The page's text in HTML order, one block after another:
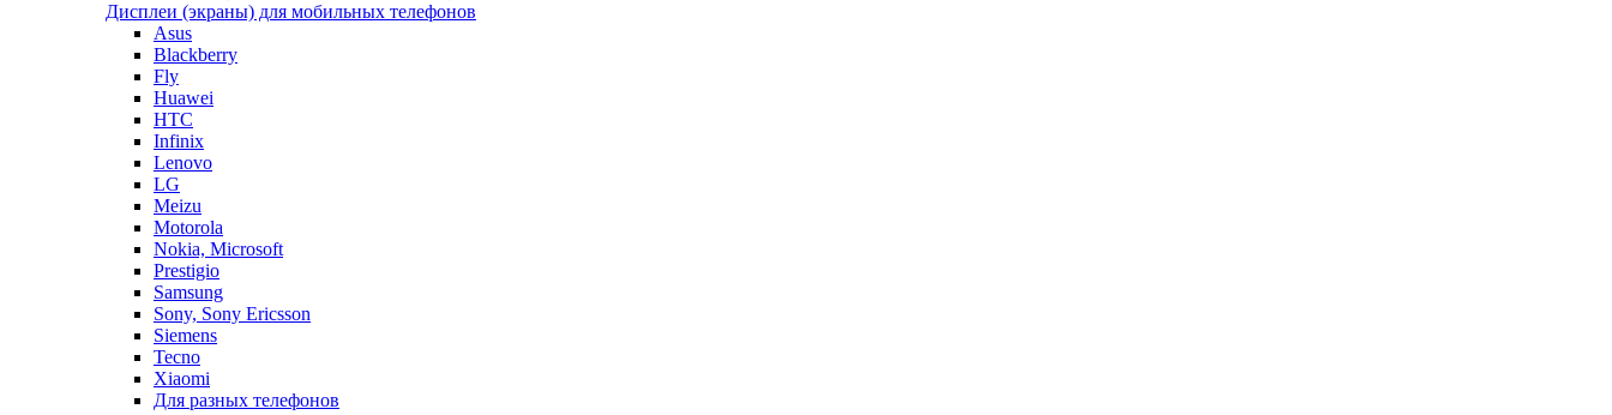
Дисплеи (экраны) для мобильных телефонов
Asus
Blackberry
Fly
Huawei
HTC
Infinix
Lenovo
LG
Meizu
Motorola
Nokia, Microsoft
Prestigio
Samsung
Sony, Sony Ericsson
Siemens
Tecno
Xiaomi
Для разных телефонов